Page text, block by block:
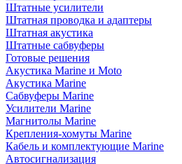
Штатные усилители
Штатная проводка и адаптеры
Штатная акустика
Штатные сабвуферы
Готовые решения
Акустика Marine и Moto
Акустика Marine
Сабвуферы Marine
Усилители Marine
Магнитолы Marine
Крепления-хомуты Marine
Кабель и комплектующие Marine
Автосигнализация